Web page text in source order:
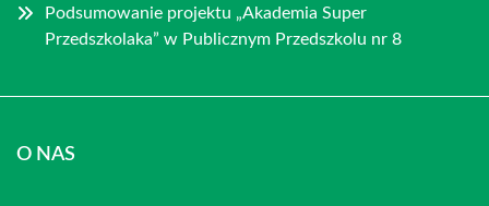
Podsumowanie projektu „Akademia Super
Przedszkolaka” w Publicznym Przedszkolu nr 8
O NAS